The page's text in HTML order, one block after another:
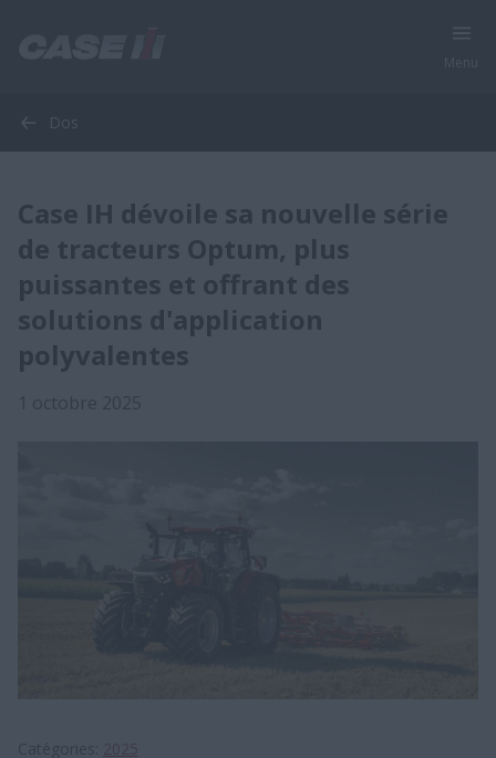
Dos
Case IH dévoile sa nouvelle série
de tracteurs Optum, plus
puissantes et offrant des
solutions d'application
polyvalentes